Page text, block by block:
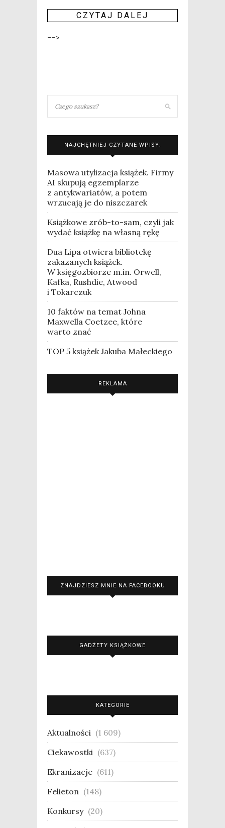
CZY­TAJ DALEJ
-->
NAJCHĘTNIEJ CZYTANE WPISY:
Masowa utylizacja książek. Firmy
AI skupują egzemplarze
z antykwariatów, a potem
wrzucają je do niszczarek
Książkowe zrób-to-sam, czyli jak
wydać książkę na własną rękę
Dua Lipa otwiera bibliotekę
zakazanych książek.
W księgozbiorze m.in. Orwell,
Kafka, Rushdie, Atwood
i Tokarczuk
10 faktów na temat Johna
Maxwella Coetzee, które
warto znać
TOP 5 książek Jakuba Małeckiego
REKLAMA
ZNAJDZIESZ MNIE NA FACEBOOKU
GADŻETY KSIĄŻKOWE
KATEGORIE
Aktualności (1 609)
Ciekawostki (637)
Ekranizacje (611)
Felieton (148)
Konkursy (20)